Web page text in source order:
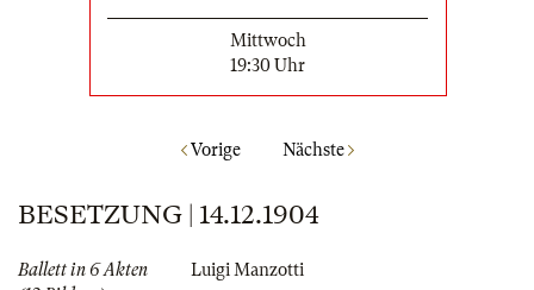
Mittwoch
19:30 Uhr
Vorige Nächste
BESETZUNG | 14.12.1904
Ballett in 6 Akten
Luigi Manzotti